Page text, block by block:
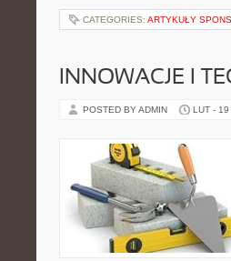
CATEGORIES: ARTYKUŁY
INNOWACJE I
POSTED BY ADMIN LUT - 19